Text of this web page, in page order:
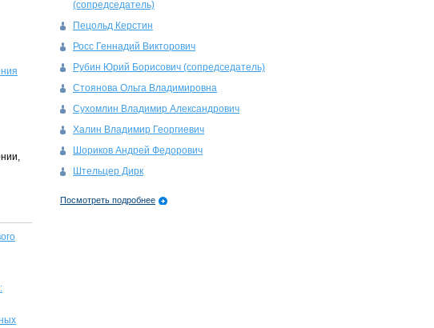
(сопредседатель)
Пецольд Керстин
Росс Геннадий Викторович
Рубин Юрий Борисович (сопредседатель)
Стоянова Ольга Владимировна
Сухомлин Владимир Александрович
Халин Владимир Георгиевич
Шориков Андрей Федорович
Штельцер Дирк
Посмотреть подробнее